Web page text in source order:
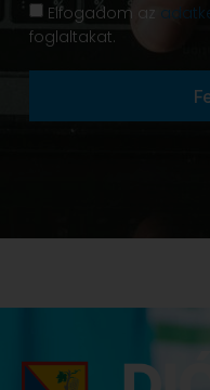
Elfogadom az
foglaltakat.